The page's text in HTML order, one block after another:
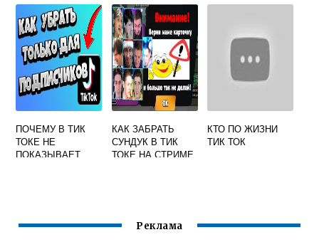
ПОЧЕМУ В ТИК
ТОКЕ НЕ
ПОКАЗЫВАЕТ
КАК ЗАБРАТЬ
СУНДУК В ТИК
ТОКЕ НА СТРИМЕ
КТО ПО ЖИЗНИ
ТИК ТОК
Реклама